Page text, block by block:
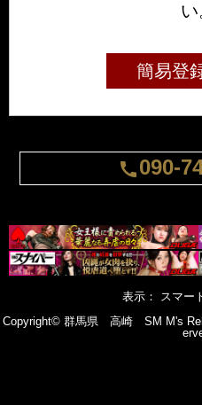
い
簡易登
call090-
表示： スマー
Copyright© 群馬県 高崎 SM M's